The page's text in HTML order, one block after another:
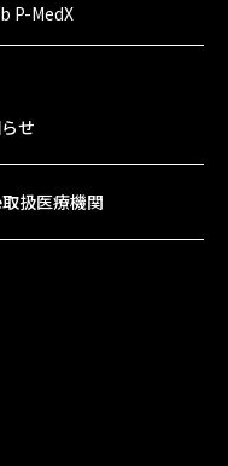
P-MedX
せ
扱医療機関